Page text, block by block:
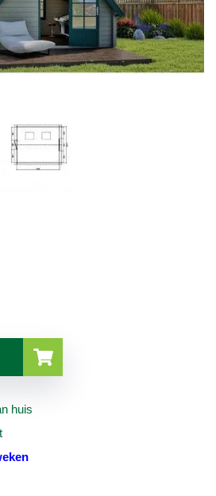
huis